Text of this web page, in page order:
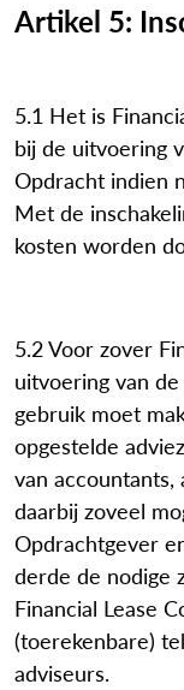
Artikel 5:
5.1 Het is
bij de uitvoering
Opdracht indien
Met de
kosten worden
5.2 Voor zover
uitvoering van
gebruik moet
opgestelde
van accountants,
daarbij zoveel
Opdrachtgever
derde de nodige
Financial Lease
(toerekenbare)
adviseurs.